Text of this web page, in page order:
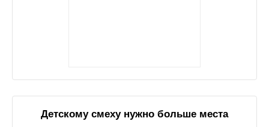
Детскому смеху нужно больше места